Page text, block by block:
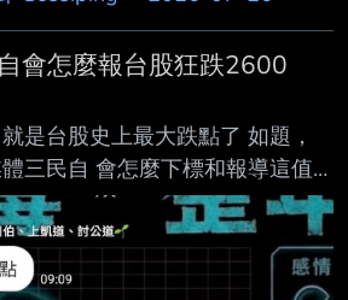
會怎麼報台股狂跌2600
是台股史上最大跌點了 如題，
三民自 會怎麼下標和報導這值
----- Sent from JPTT on my